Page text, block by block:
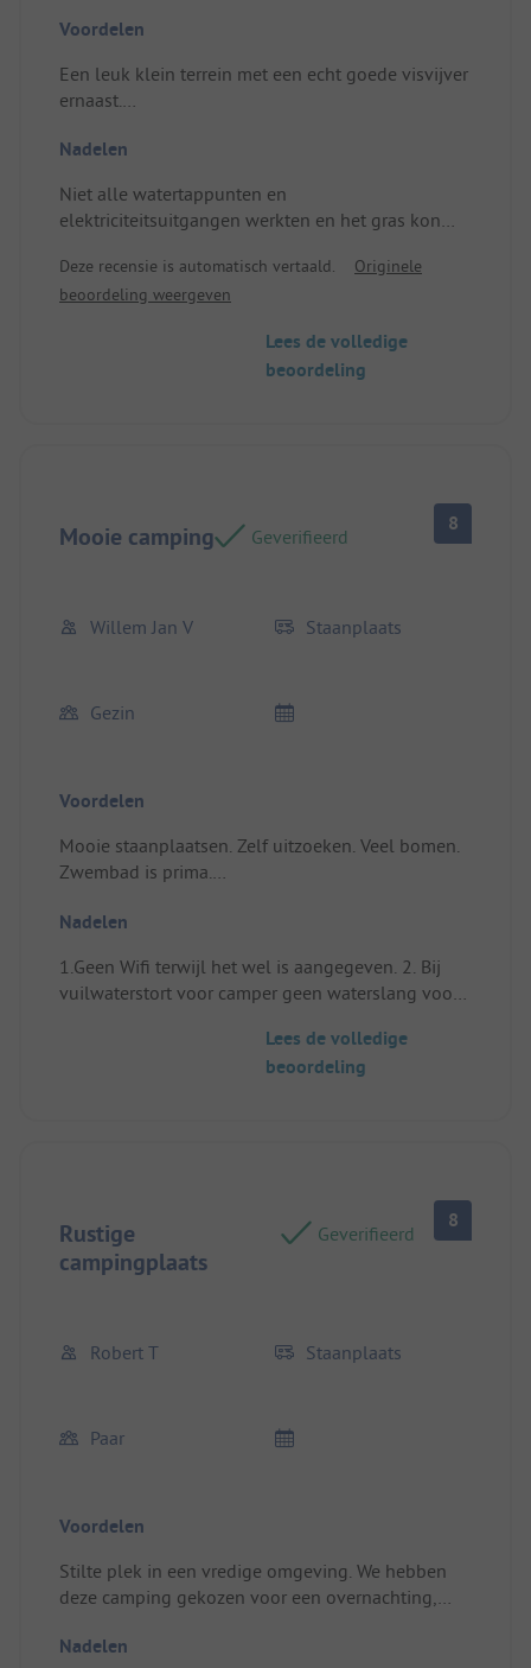
Voordelen
Een leuk klein terrein met een echt goede visvijver
ernaast.
Nadelen
Niet alle watertappunten en
elektriciteitsuitgangen werkten en het gras kon
Plek/huisvesting: De meeste plekken zijn
schaduwrijk, wat geen probleem was.
Deze recensie is automatisch vertaald.
Originele
beoordeling weergeven
Lees de volledige
beoordeling
Mooie camping Geverifieerd
8
Willem Jan V Staanplaats
Gezin
Voordelen
Mooie staanplaatsen. Zelf uitzoeken. Veel bomen.
Zwembad is prima.
schaduw
Nadelen
1.Geen Wifi terwijl het wel is aangegeven. 2. Bij
vuilwaterstort voor camper geen waterslang voor
Standplaats/Huuraccommodatie: Waterkraan op
Lees de volledige
beoordeling
Rustige
campingplaats
Geverifieerd
8
Robert T Staanplaats
Paar
Voordelen
Stilte plek in een vredige omgeving. We hebben
deze camping gekozen voor een overnachting,
hadden gepland.
Nadelen